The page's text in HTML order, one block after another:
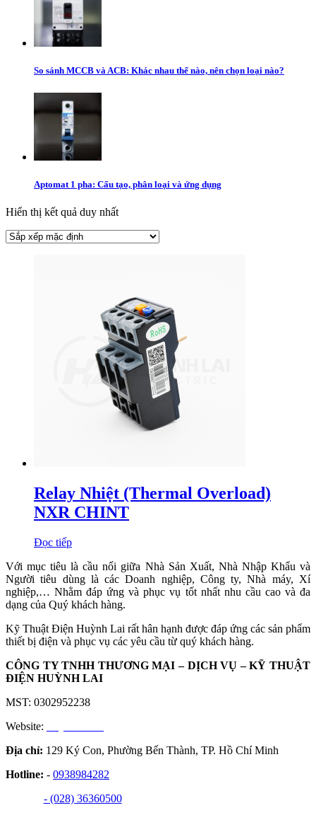
So sánh MCCB và ACB: Khác nhau thế nào, nên chọn loại nào?
Aptomat 1 pha: Cấu tạo, phân loại và ứng dụng
Hiển thị kết quả duy nhất
Relay Nhiệt (Thermal Overload)
NXR CHINT
Đọc tiếp
Với mục tiêu là cầu nối giữa Nhà Sản Xuất, Nhà Nhập Khẩu và
Người tiêu dùng là các Doanh nghiệp, Công ty, Nhà máy, Xí
nghiệp,… Nhằm đáp ứng và phục vụ tốt nhất nhu cầu cao và đa
dạng của Quý khách hàng.
Kỹ Thuật Điện Huỳnh Lai rất hân hạnh được đáp ứng các sản phẩm
thiết bị điện và phục vụ các yêu cầu từ quý khách hàng.
CÔNG TY TNHH THƯƠNG MẠI – DỊCH VỤ – KỸ THUẬT
ĐIỆN HUỲNH LAI
MST: 0302952238
Website:
Địa chỉ: 129 Ký Con, Phường Bến Thành, TP. Hồ Chí Minh
Hotline: - 0938984282
- (028) 36360500